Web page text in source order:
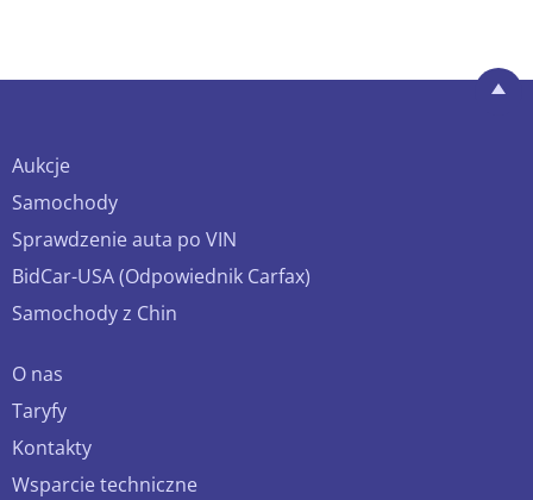
Aukcje
Samochody
Sprawdzenie auta po VIN
BidCar-USA (Odpowiednik Carfax)
Samochody z Chin
O nas
Taryfy
Kontakty
Wsparcie techniczne